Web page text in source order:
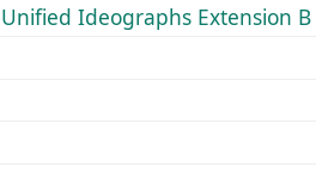
Unified Ideographs Extension B